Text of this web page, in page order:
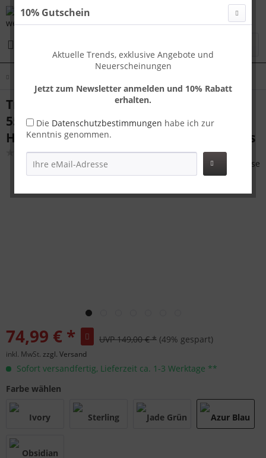
Travelhouse Capri Handgepäck Koffer S
55 x 36 x 23 cm | Polycarbonat-
Hartschale | TSA-Schloss, USB-Anschluss
74,99 € * UVP 149,00 € * (49% gespart)
inkl. MwSt. zzgl. Versand
Sofort versandfertig, Lieferzeit ca. 1-3 Werktage **
Farbe wählen
10% Gutschein
Aktuelle Trends, exklusive Angebote und
Neuerscheinungen
Jetzt zum Newsletter anmelden und 10% Rabatt
erhalten.
Die Datenschutzbestimmungen habe ich zur
Kenntnis genommen.